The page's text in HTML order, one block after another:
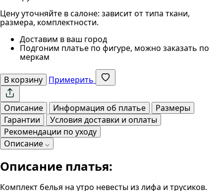
Цену уточняйте в салоне: зависит от типа ткани,
размера, комплектности.
Доставим в ваш город
Подгоним платье по фигуре, можно заказать по
меркам
В корзину Примерить
Описание Информация об платье
Размеры
Гарантии
Условия доставки и оплаты
Рекомендации по уходу
Описание
Описание платья:
Комплект белья на утро невесты из лифа и трусиков.